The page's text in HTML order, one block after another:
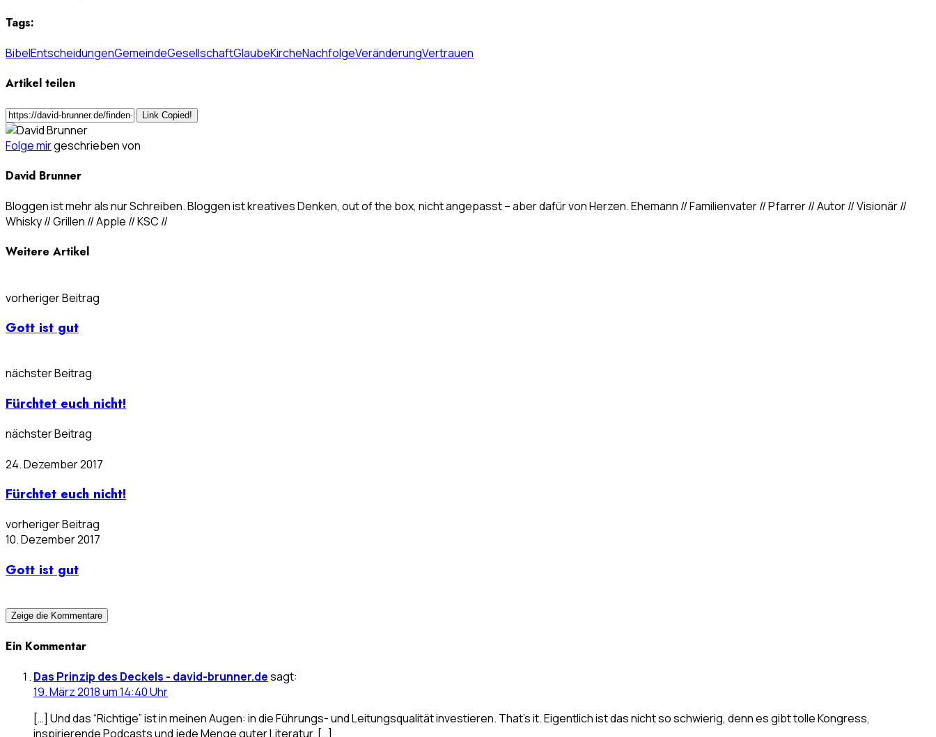
Tags:
BibelEntscheidungenGemeindeGesellschaftGlaubeKircheNachfolgeVeränderungVertrauen
Artikel teilen
Link Copied!
Folge mirgeschrieben von
David Brunner
Bloggen ist mehr als nur Schreiben. Bloggen ist kreatives Denken, out of the box, nicht angepasst – aber dafür von Herzen. Ehemann // Familienvater // Pfarrer // Autor // Visionär //
Whisky // Grillen // Apple // KSC //
Weitere Artikel
vorheriger Beitrag
Gott ist gut
nächster Beitrag
Fürchtet euch nicht!
nächster Beitrag
24. Dezember 2017
Fürchtet euch nicht!
vorheriger Beitrag
10. Dezember 2017
Gott ist gut
Zeige die Kommentare
Ein Kommentar
Das Prinzip des Deckels - david-brunner.desagt:
19. März 2018 um 14:40 Uhr
[…] Und das “Richtige” ist in meinen Augen: in die Führungs- und Leitungsqualität investieren. That’s it. Eigentlich ist das nicht so schwierig, denn es gibt tolle Kongress,
inspirierende Podcasts und jede Menge guter Literatur. […]